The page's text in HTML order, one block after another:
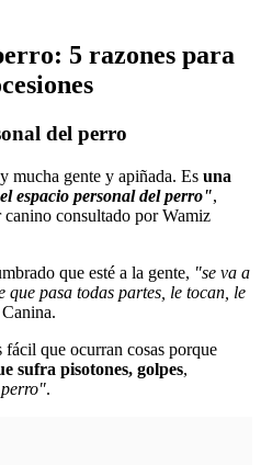
5 razones para
del perro
mucha gente y apiñada. Es una
espacio personal del perro",
consultado por Wamiz
que esté a la gente, "se va a
pasa todas partes, le tocan, le
.
fácil que ocurran cosas porque
sufra pisotones, golpes,
.